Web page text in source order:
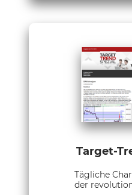
Target-
Tägliche
der